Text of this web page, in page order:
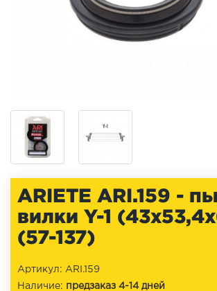
ARIETE ARI.159 -
вилки Y-1
(57-137)
Артикул: ARI.159
Наличие: предзаказ 4-14 дней